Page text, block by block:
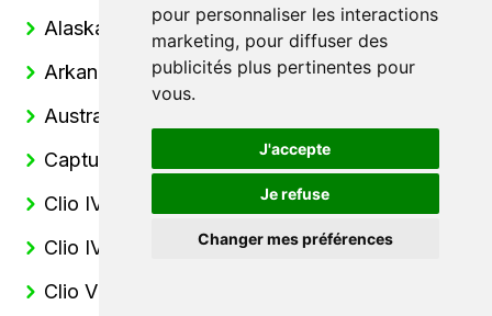
pour personnaliser les interactions
marketing, pour diffuser des
publicités plus pertinentes pour
vous.
J'accepte
Je refuse
Changer mes préférences
Alaskan
Arkana
Austral
Captur
Clio IV
Clio IV Estate
Clio V